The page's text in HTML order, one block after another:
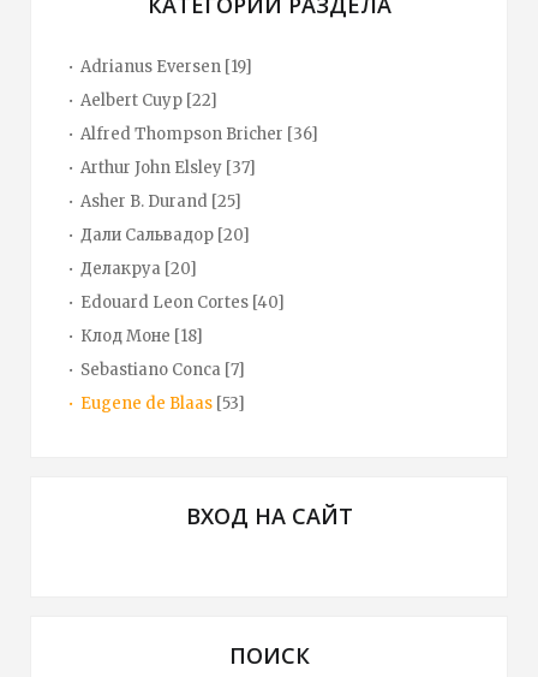
Adrianus Eversen [19]
Aelbert Cuyp [22]
Alfred Thompson Bricher [36]
Arthur John Elsley [37]
Asher B. Durand [25]
Дали Сальвадор [20]
Делакруа [20]
Edouard Leon Cortes [40]
Клод Моне [18]
Sebastiano Conca [7]
Eugene de Blaas [53]
ВХОД НА САЙТ
ПОИСК